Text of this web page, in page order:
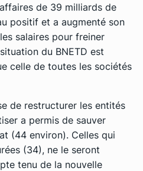
de 39 milliards de
positif et a augmenté son
salaires pour freiner
du BNETD est
celle de toutes les sociétés
de restructurer les entités
a permis de sauver
(44 environ). Celles qui
(34), ne le seront
tenu de la nouvelle